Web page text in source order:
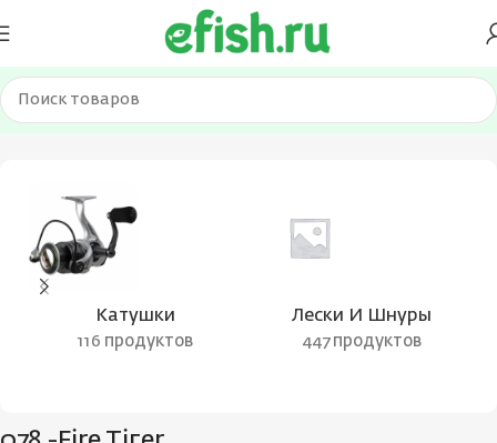
Главная Товар Цвет воблера 078 -Fire Tiгer
Катушки
116 продуктов
Лески И Шнуры
447 продуктов